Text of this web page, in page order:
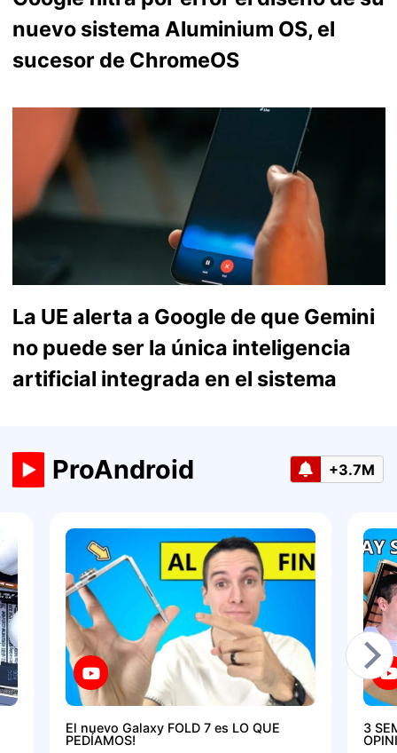
nuevo sistema Aluminium OS, el
sucesor de ChromeOS
La UE alerta a Google de que Gemini
no puede ser la única inteligencia
artificial integrada en el sistema
ProAndroid +3.7M
El nuevo Galaxy FOLD 7 es LO QUE
PEDÍAMOS!
3